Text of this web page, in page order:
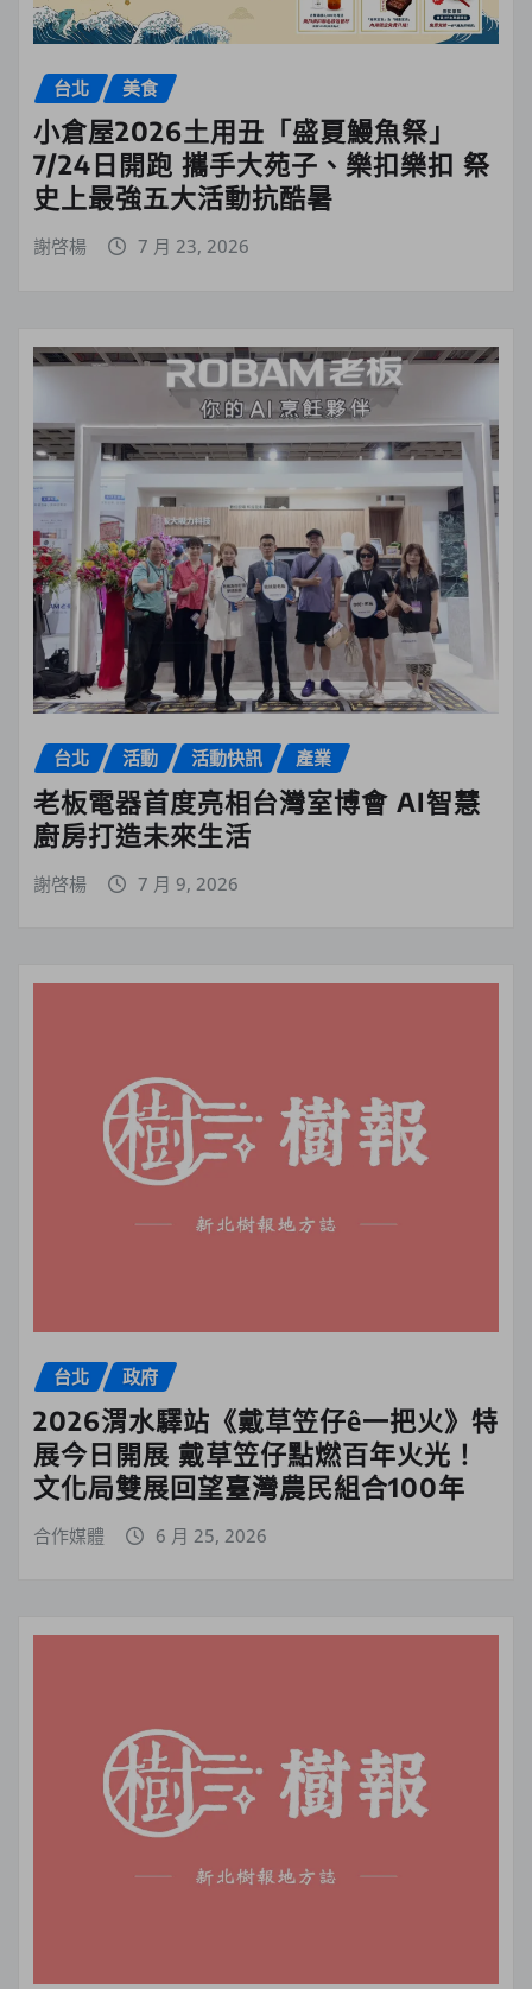
台北 美食
小倉屋2026土用丑「盛夏鰻魚祭」
7/24日開跑 攜手大苑子、樂扣樂扣 祭
史上最強五大活動抗酷暑
謝啓楊 7 月 23, 2026
台北 活動 活動快訊 產業
老板電器首度亮相台灣室博會 AI智慧
廚房打造未來生活
謝啓楊 7 月 9, 2026
台北 政府
2026渭水驛站《戴草笠仔ê一把火》特
展今日開展 戴草笠仔點燃百年火光！
文化局雙展回望臺灣農民組合100年
合作媒體 6 月 25, 2026